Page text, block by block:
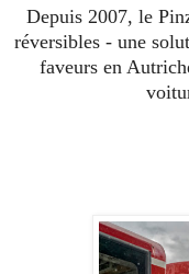
Depuis 2007, le
réversibles - une
faveurs en